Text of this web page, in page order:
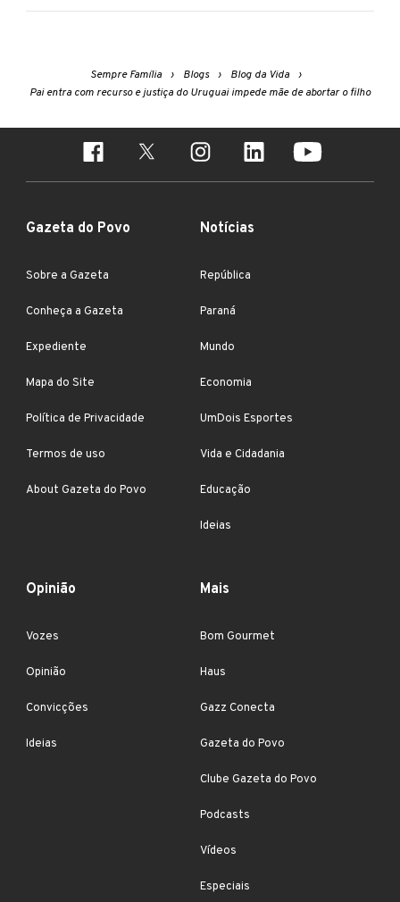
Sempre Família Blogs
Blog da Vida
Pai entra com recurso e justiça do Uruguai impede mãe de abortar o filho
Gazeta do Povo
Sobre a Gazeta
Conheça a Gazeta
Expediente
Mapa do Site
Política de Privacidade
Termos de uso
About Gazeta do Povo
Notícias
República
Paraná
Mundo
Economia
UmDois Esportes
Vida e Cidadania
Educação
Ideias
Opinião
Vozes
Opinião
Convicções
Ideias
Mais
Bom Gourmet
Haus
Gazz Conecta
Gazeta do Povo
Clube Gazeta do Povo
Podcasts
Vídeos
Especiais